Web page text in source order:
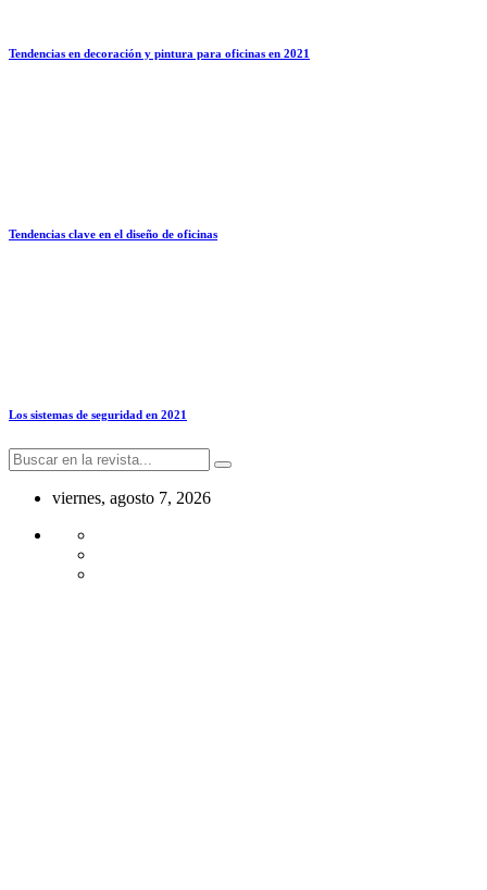
Tendencias en decoración y pintura para oficinas en 2021
Tendencias clave en el diseño de oficinas
Los sistemas de seguridad en 2021
viernes, agosto 7, 2026